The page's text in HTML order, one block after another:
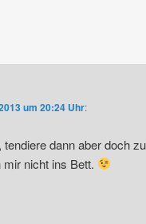
um 20:24 Uhr:
tendiere dann aber doch
nicht ins Bett.